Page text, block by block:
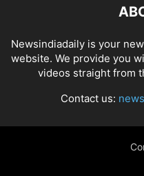
Newsindiadaily is your
website. We provide you
videos straight from
Contact us: